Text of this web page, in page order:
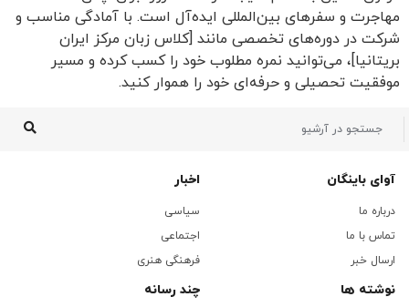
مهاجرت و سفرهای بین‌المللی ایده‌آل است. با آمادگی مناسب و
شرکت در دوره‌های تخصصی مانند [کلاس زبان مرکز ایران
بریتانیا]، می‌توانید نمره مطلوب خود را کسب کرده و مسیر
موفقیت تحصیلی و حرفه‌ای خود را هموار کنید.
آوای باینگان
درباره ما
تماس با ما
ارسال خبر
اخبار
سیاسی
اجتماعی
فرهنگی هنری
نوشته ها چند رسانه